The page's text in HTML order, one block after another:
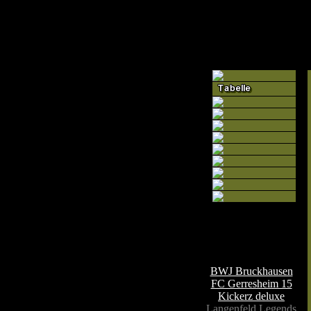
BWJ Bruckhausen
FC Gerresheim 15
Kickerz deluxe
Langenfeld Legends